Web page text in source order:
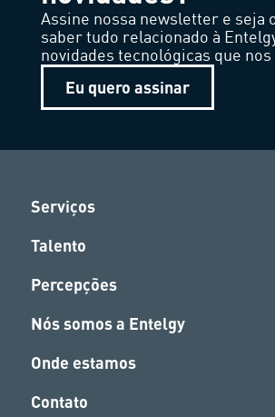
Assine nossa newsletter e seja
saber tudo relacionado à
novidades tecnológicas que
Eu quero assinar
Serviços
Talento
Percepções
Nós somos a Entelgy
Onde estamos
Contato